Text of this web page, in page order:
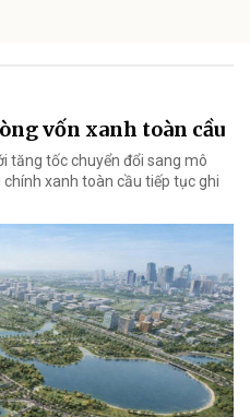
vốn xanh toàn cầu
tăng tốc chuyển đổi sang mô
xanh toàn cầu tiếp tục ghi